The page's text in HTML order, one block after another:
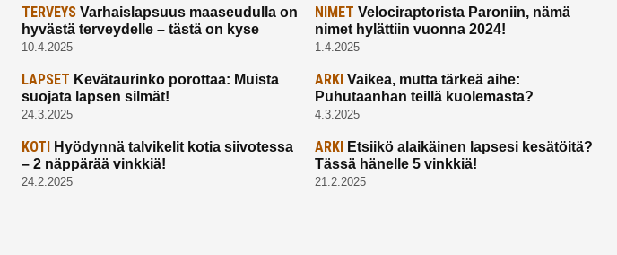
TERVEYSVarhaislapsuus maaseudulla on
hyvästä terveydelle – tästä on kyse
10.4.2025
NIMET Velociraptorista Paroniin, nämä
nimet hylättiin vuonna 2024!
1.4.2025
LAPSET Kevätaurinko porottaa: Muista
suojata lapsen silmät!
24.3.2025
ARKI Vaikea, mutta tärkeä aihe:
Puhutaanhan teillä kuolemasta?
4.3.2025
KOTI Hyödynnä talvikelit kotia siivotessa
– 2 näppärää vinkkiä!
24.2.2025
ARKI Etsiikö alaikäinen lapsesi kesätöitä?
Tässä hänelle 5 vinkkiä!
21.2.2025